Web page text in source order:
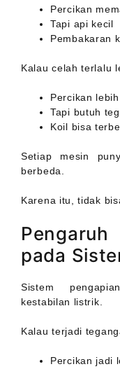
Percikan
Tapi api kecil
Pembakaran
Kalau celah terlalu
Percikan
Tapi butuh
Koil bisa
Setiap mesin
berbeda.
Karena itu, tidak
pada
Sistem
kestabilan listrik.
Kalau terjadi
Percikan jadi